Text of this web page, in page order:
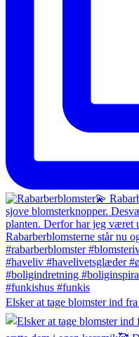
Elsker at tage blomster ind